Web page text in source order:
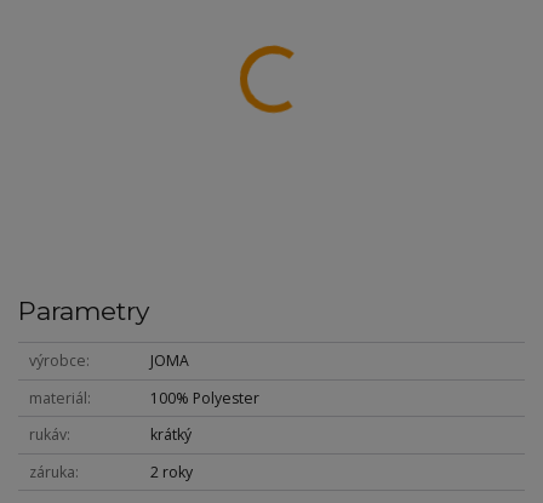
Parametry
výrobce
JOMA
materiál
100% Polyester
rukáv
krátký
záruka
2 roky